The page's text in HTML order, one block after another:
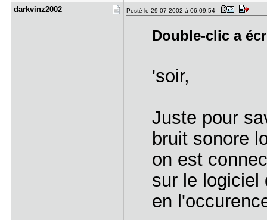
darkvinz20​02 Posté le 29-07-2002 à 06:09:54
Double-clic a
'soir,
Juste pour
bruit sonore
on est
sur le logiciel
en